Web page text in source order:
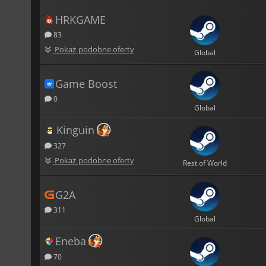
HRKGAME
83
Pokaż podobne oferty Global
Game Boost
0
Global
Kinguin
327
Pokaż podobne oferty Rest of World
G2A
311
Global
Eneba
70